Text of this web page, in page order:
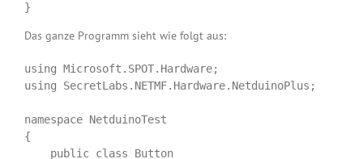
}
Das ganze Programm sieht wie folgt aus:
using Microsoft.SPOT.Hardware;
using SecretLabs.NETMF.Hardware.NetduinoPlus;
namespace NetduinoTest
{
    public class Button